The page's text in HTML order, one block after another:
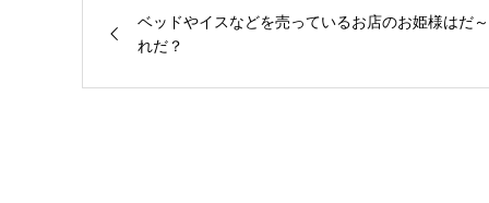
ベッドやイスなどを売っているお店のお姫様はだ～
れだ？